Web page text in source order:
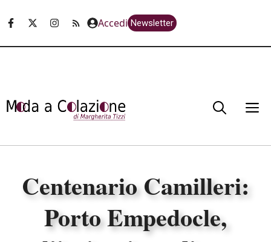
Accedi Newsletter
Centenario Camilleri:
Porto Empedocle,